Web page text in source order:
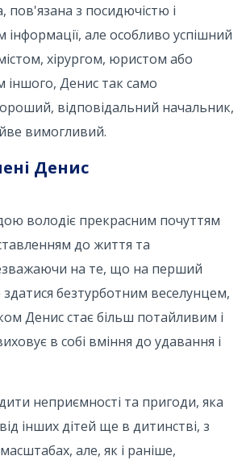
пов'язана з посидючістю і
інформації, але особливо успішний
хірургом, юристом або
іншого, Денис так само
відповідальний начальник,
вимогливий.
Денис
володіє прекрасним почуттям
до життя та
на те, що на перший
безтурботним веселунцем,
Денис стає більш потайливим і
в собі вміння до удавання і
неприємності та пригоди, яка
інших дітей ще в дитинстві, з
але, як і раніше,